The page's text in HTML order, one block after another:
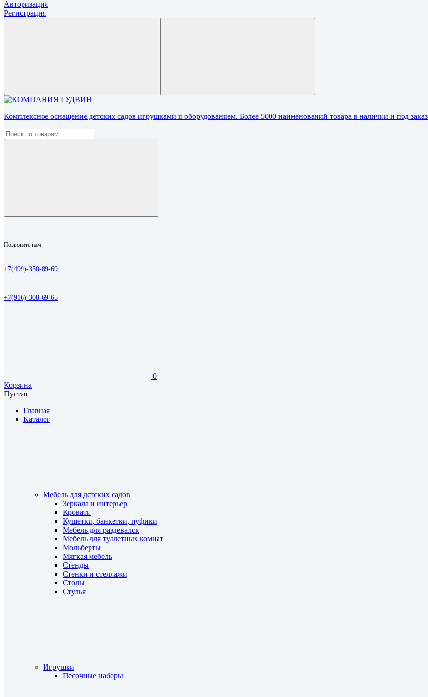
Авторизация
Регистрация
Комплексное оснащение детских садов игрушками и оборудованием. Более 5000 наименований товара в наличии и под заказ
Позвоните нам
+7(499)-350-89-69
+7(916)-308-69-65
0
Корзина
Пустая
Главная
Каталог
Мебель для детских садов
Зеркала и интерьер
Кровати
Кушетки, банкетки, пуфики
Мебель для раздевалок
Мебель для туалетных комнат
Мольберты
Мягкая мебель
Стенды
Стенки и стеллажи
Столы
Стулья
Игрушки
Песочные наборы